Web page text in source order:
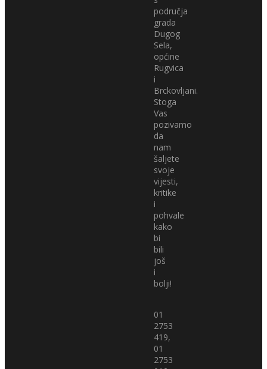
područja
grada
Dugog
Sela,
općine
Rugvica
i
Brckovljani.
Stoga
Vas
pozivamo
da
nam
šaljete
svoje
vijesti,
kritike
i
pohvale
kako
bi
bili
još
i
bolji!
01
2753
419,
01
2753